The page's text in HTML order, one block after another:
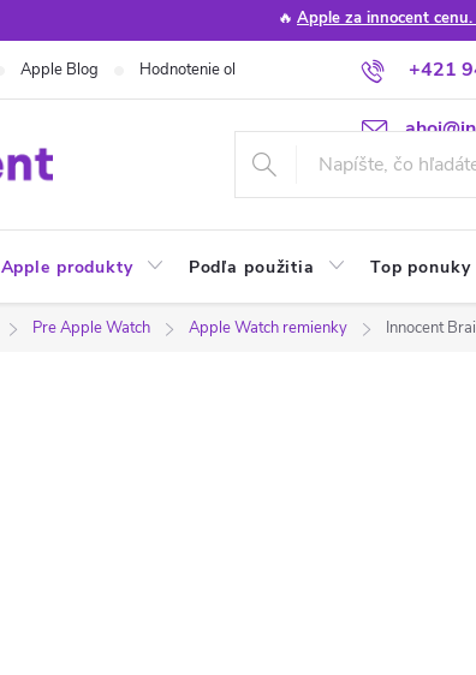
🔥 Apple za innocent
+421
Apple Blog Hodnotenie obchodu Poradňa Apple
Apple produkty Podľa použitia Top ponuky
Pre Apple Watch Apple Watch remienky Innocent